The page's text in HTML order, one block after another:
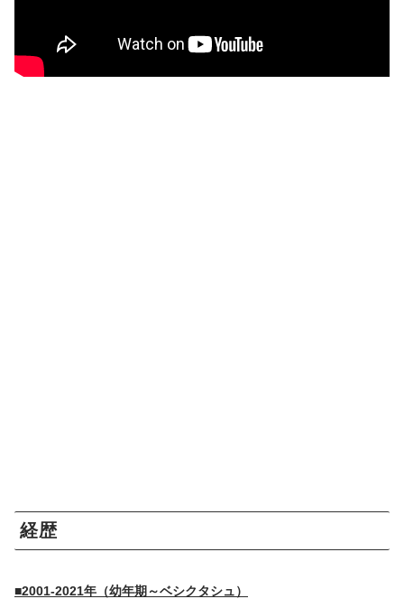
経歴
■2001-2021年（幼年期～ベシクタシュ）